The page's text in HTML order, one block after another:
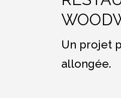
Un projet
allongée.